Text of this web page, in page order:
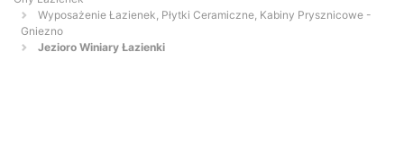
Wyposażenie Łazienek, Płytki Ceramiczne, Kabiny Prysznicowe -
Gniezno
Jezioro Winiary Łazienki